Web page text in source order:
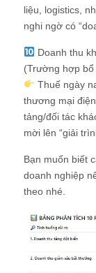
liệu, logistics,
nghi ngờ có
Doanh thu
(Trường hợp bổ
Thuế ngày
thương mại
tảng/đối tác
mời lên “giải
Bạn muốn biết
doanh nghiệp
theo nhé.